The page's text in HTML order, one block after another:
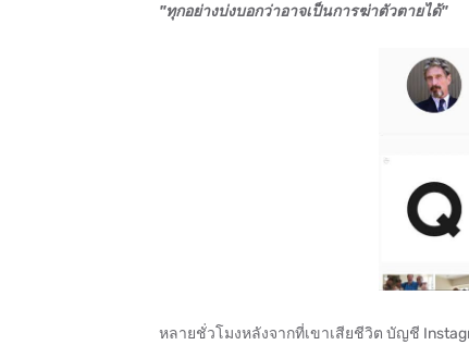
"ทุกอย่างบ่งบอกว่าอาจเป็นการฆ่าตัวตายได้"
หลายชั่วโมงหลังจากที่เขาเสียชีวิต บัญชี